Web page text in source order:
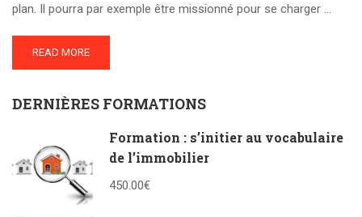
plan. Il pourra par exemple être missionné pour se charger …
READ MORE
DERNIÈRES FORMATIONS
Formation : s’initier au vocabulaire
de l’immobilier
450.00€